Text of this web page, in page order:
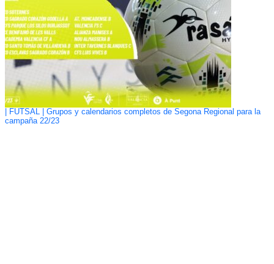
| FUTSAL | Grupos y calendarios completos de Segona Regional para la
campaña 22/23